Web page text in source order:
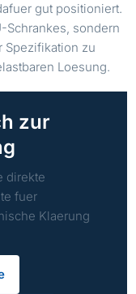
gut positioniert.
Schrankes, sondern
Spezifikation zu
Loesung.
zur
direkte
fuer
Klaerung